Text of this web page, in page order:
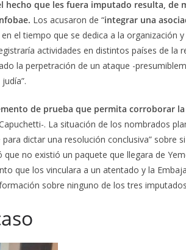
hecho que les fuera imputado resulta, de
Los acusaron de “integrar una
el tiempo que se dedica a la organización
actividades en distintos países de la
la perpetración de un ataque -
de prueba que permita corroborar
. La situación de los nombrados
dictar una resolución conclusiva” sobre
no existió un paquete que llegara de
que los vinculara a un atentado y la
sobre ninguno de los tres